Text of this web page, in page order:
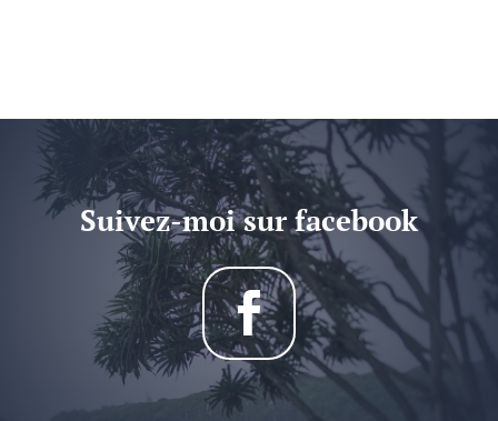
Suivez-moi sur facebook